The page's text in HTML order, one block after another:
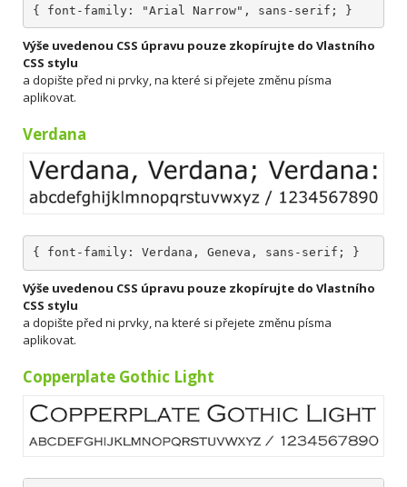
{ font-family: "Arial Narrow", sans-serif; }
Výše uvedenou CSS úpravu pouze zkopírujte do Vlastního
CSS stylu
a dopište před ni prvky, na které si přejete změnu písma
aplikovat.
Verdana
{ font-family: Verdana, Geneva, sans-serif; }
Výše uvedenou CSS úpravu pouze zkopírujte do Vlastního
CSS stylu
a dopište před ni prvky, na které si přejete změnu písma
aplikovat.
Copperplate Gothic Light